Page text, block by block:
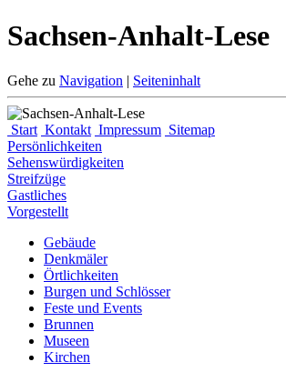
Sachsen-Anhalt-Lese
Gehe zu Navigation | Seiteninhalt
Start Kontakt Impressum Sitemap
Persönlichkeiten
Sehenswürdigkeiten
Streifzüge
Gastliches
Vorgestellt
Gebäude
Denkmäler
Örtlichkeiten
Burgen und Schlösser
Feste und Events
Brunnen
Museen
Kirchen